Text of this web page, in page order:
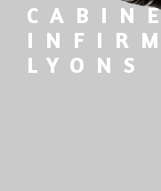
CABINET